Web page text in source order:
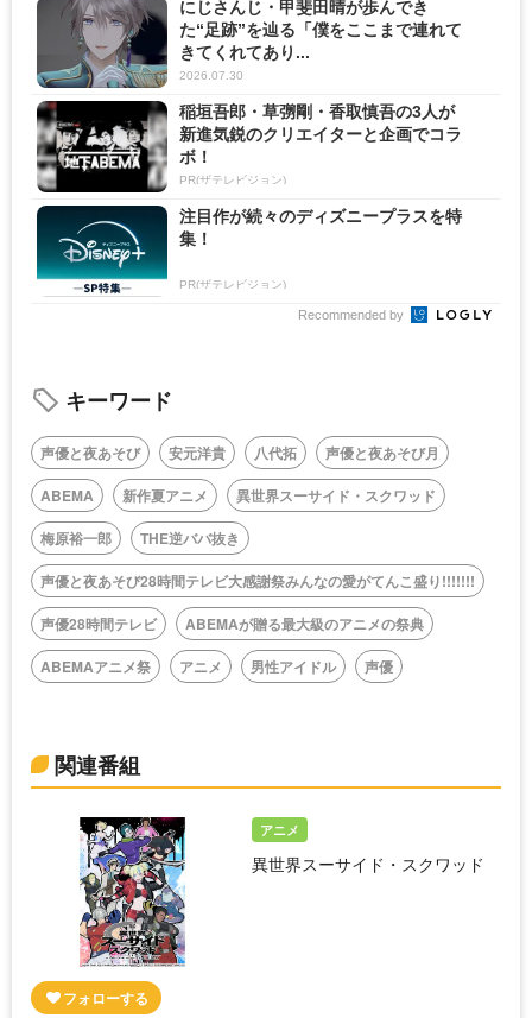
にじさんじ・甲斐田晴が歩んでき
た“足跡”を辿る「僕をここまで連れて
きてくれてあり...
2026.07.30
稲垣吾郎・草彅剛・香取慎吾の3人が
新進気鋭のクリエイターと企画でコラ
ボ！
PR(ザテレビジョン)
注目作が続々のディズニープラスを特
集！
PR(ザテレビジョン)
Recommended by
キーワード
声優と夜あそび 安元洋貴 八代拓
声優と夜あそび月
ABEMA
新作夏アニメ
異世界スーサイド・スクワッド
梅原裕一郎
THE逆ババ抜き
声優と夜あそび28時間テレビ大感謝祭みんなの愛がてんこ盛り!!!!!!!
声優28時間テレビ
ABEMAが贈る最大級のアニメの祭典
ABEMAアニメ祭
アニメ 男性アイドル 声優
関連番組
アニメ
異世界スーサイド・スクワッド